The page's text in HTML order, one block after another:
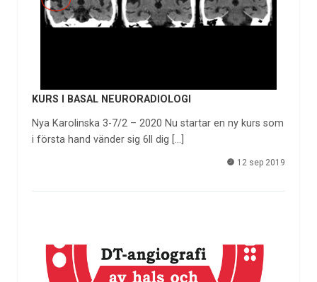
KURS I BASAL NEURORADIOLOGI
Nya Karolinska 3-7/2 – 2020 Nu startar en ny kurs som
i första hand vänder sig 6ll dig […]
12 sep 2019